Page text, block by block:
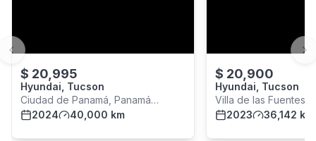
$ 20,995
Hyundai, Tucson
Ciudad de Panamá, Panamá
Provincia
2024 40,000 km
$ 20,900
Hyundai, Tucson
Villa de las Fuentes,
Panamá
2023 36,142 km
Previous slide